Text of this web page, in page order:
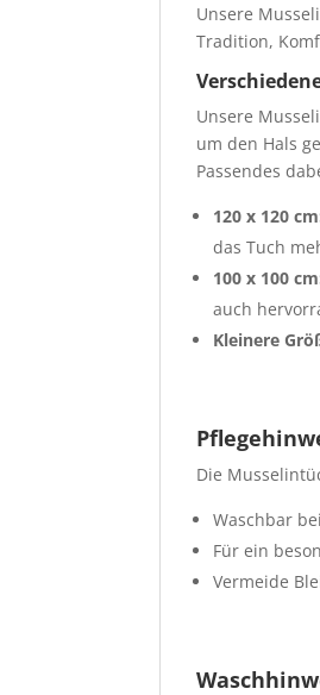
Unsere
Tradition,
Unsere
um den Hals
Passendes
120 x 120
das Tuch
100 x 100
auch
Kleinere
Die
Waschbar
Für ein
Vermeide